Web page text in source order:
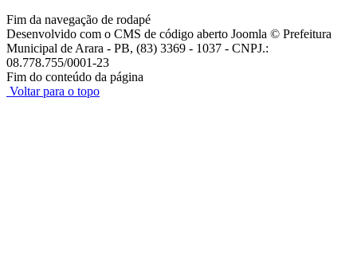
Fim da navegação de rodapé
Desenvolvido com o CMS de código aberto Joomla © Prefeitura
Municipal de Arara - PB, (83) 3369 - 1037 - CNPJ.:
08.778.755/0001-23
Fim do conteúdo da página
Voltar para o topo